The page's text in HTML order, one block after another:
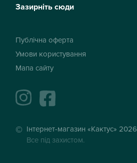
Зазирніть сюди
Публічна оферта
Умови користування
Мапа сайту
instagramfacebook
Інтернет-магазин «Кактус» 2026
Все під захистом.